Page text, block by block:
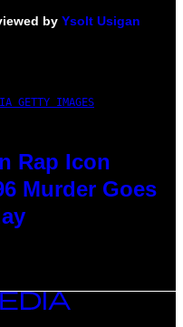
by Ysolt Usigan
GETTY IMAGES
Rap Icon
Murder Goes